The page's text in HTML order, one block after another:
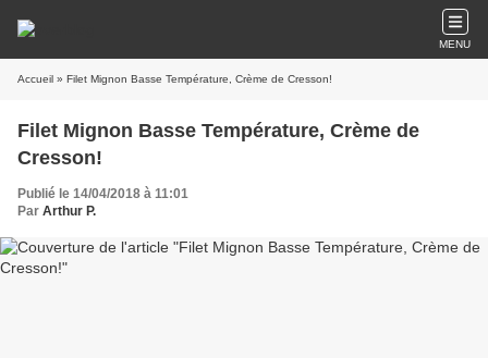
MENU
Accueil » Filet Mignon Basse Température, Crème de Cresson!
Filet Mignon Basse Température, Crème de
Cresson!
Publié le 14/04/2018 à 11:01
Par Arthur P.